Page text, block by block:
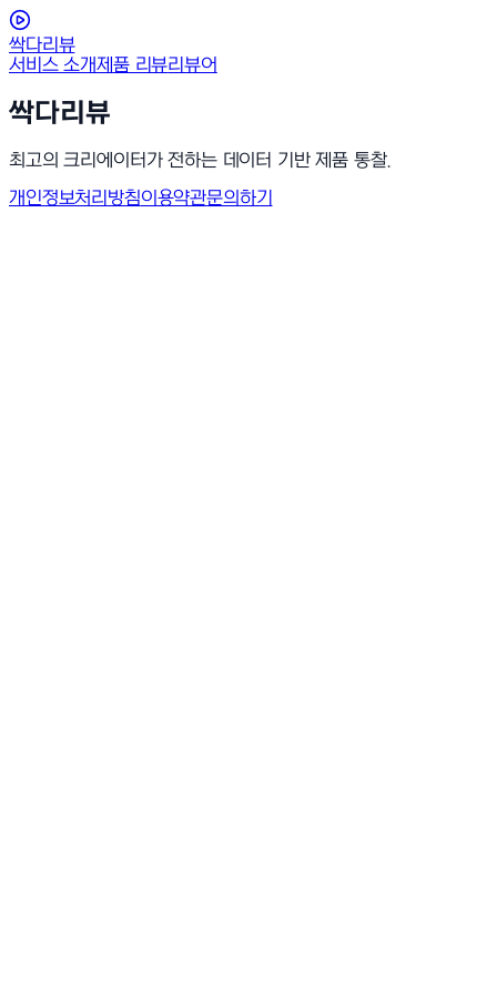
싹다리뷰
서비스 소개제품 리뷰리뷰어
싹다리뷰
최고의 크리에이터가 전하는 데이터 기반 제품 통찰.
개인정보처리방침이용약관문의하기